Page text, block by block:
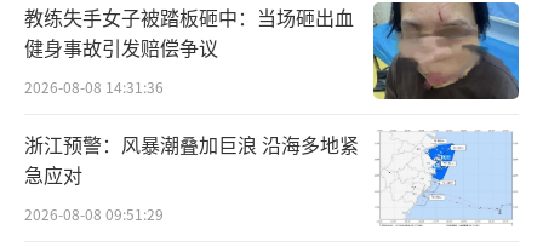
教练失手女子被踏板砸中：当场砸出血
健身事故引发赔偿争议
2026-08-08 14:31:36
浙江预警：风暴潮叠加巨浪 沿海多地紧
急应对
2026-08-08 09:51:29